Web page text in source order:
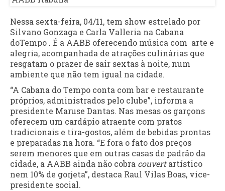
Nessa sexta-feira, 04/11, tem show estrelado por
Silvano Gonzaga e Carla Valleria na Cabana
doTempo . É a AABB oferecendo música com arte e
alegria, acompanhada de atrações culinárias que
resgatam o prazer de sair sextas à noite, num
ambiente que não tem igual na cidade.
“A Cabana do Tempo conta com bar e restaurante
próprios, administrados pelo clube”, informa a
presidente Maruse Dantas. Nas mesas os garçons
oferecem um cardápio atraente com pratos
tradicionais e tira-gostos, além de bebidas prontas
e preparadas na hora. “E fora o fato dos preços
serem menores que em outras casas de padrão da
cidade, a AABB ainda não cobra couvert artístico
nem 10% de gorjeta”, destaca Raul Vilas Boas, vice-
presidente social.